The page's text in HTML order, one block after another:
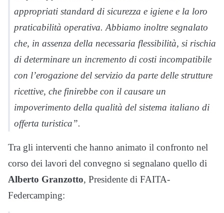
appropriati standard di sicurezza e igiene e la loro
praticabilità operativa. Abbiamo inoltre segnalato
che, in assenza della necessaria flessibilità, si rischia
di determinare un incremento di costi incompatibile
con l’erogazione del servizio da parte delle strutture
ricettive, che finirebbe con il causare un
impoverimento della qualità del sistema italiano di
offerta turistica”.
Tra gli interventi che hanno animato il confronto nel
corso dei lavori del convegno si segnalano quello di
Alberto Granzotto, Presidente di FAITA-
Federcamping: